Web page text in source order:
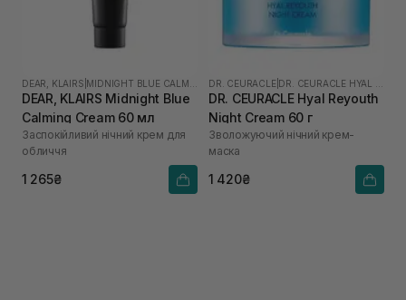
DEAR, KLAIRS
DEAR, KLAIRS Midnight Blue
Calming Cream 60 мл
Заспокійливий нічний крем для
обличчя
1 265₴
DR. CEURACLE
DR. CEURACLE Hyal Reyouth
Night Cream 60 г
Зволожуючий нічний крем-
маска
1 420₴